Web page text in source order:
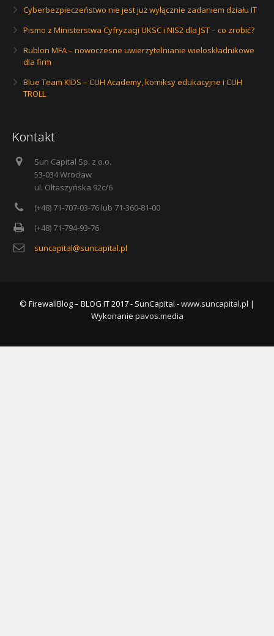
Cyberbezpieczeństwo nie jest już wyłącznie zadaniem działu IT
Pismo z Ministerstwa Cyfryzacji UKSC i NIS2 dla JST – co zrobić?
Rublon MFA – nowoczesne uwierzytelnianie wieloskładnikowe
dla firm
Blue Team KIDS – CUH Academy, komiksy edukacyjne i CUH
TROLL
Kontakt
Sun Capital Sp. z o.o.
53-034 Wrocław
ul. Ołtaszyńska 92c/6
(+48) 71-707-03-76 lub 71-360-81-00
(+48) 71-794-93-76
suncapital@suncapital.pl
© FirewallBlog – BLOG IT 2017 - SunCapital -www.suncapital.pl |
Wykonanie pavos.media